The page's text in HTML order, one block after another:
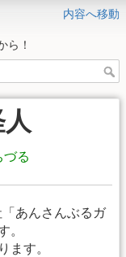
内容へ移動
ら！
づる
あんさんぶるガ
。
ます。